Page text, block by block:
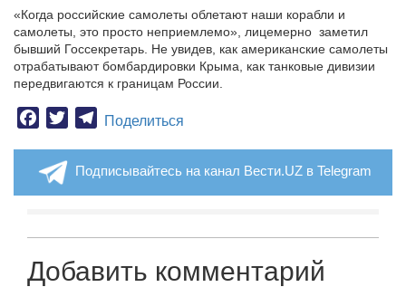
«Когда российские самолеты облетают наши корабли и
самолеты, это просто неприемлемо», лицемерно заметил
бывший Госсекретарь. Не увидев, как американские самолеты
отрабатывают бомбардировки Крыма, как танковые дивизии
передвигаются к границам России.
Facebook
TwitterTelegram
Поделиться
Подписывайтесь на канал Вести.UZ в Telegram
Добавить комментарий